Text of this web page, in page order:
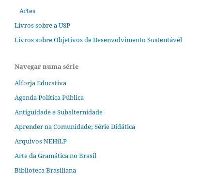
Artes
Livros sobre a USP
Livros sobre Objetivos de Desenvolvimento Sustentável
Navegar numa série
Alforja Educativa
Agenda Política Pública
Antiguidade e Subalternidade
Aprender na Comunidade; Série Didática
Arquivos NEHiLP
Arte da Gramática no Brasil
Biblioteca Brasiliana